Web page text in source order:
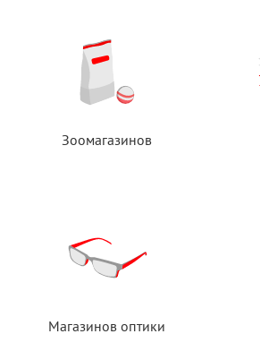
Зоомагазинов
Магазинов оптики